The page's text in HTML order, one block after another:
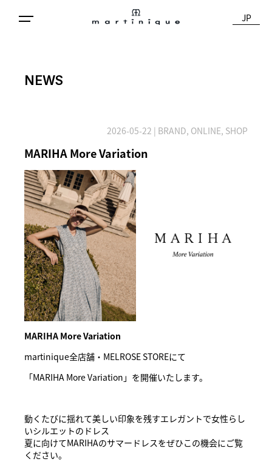
JP
NEWS
2026-05-22 | BRAND, ONLINE, SHOP
MARIHA More Variation
MARIHA More Variation
martinique全店舗・MELROSE STOREにて
「MARIHA More Variation」を開催いたします。
動くたびに揺れて美しい印象を残すエレガントで女性らし
いシルエットのドレス
夏に向けてMARIHAのサマードレスをぜひこの機会にご覧
ください。